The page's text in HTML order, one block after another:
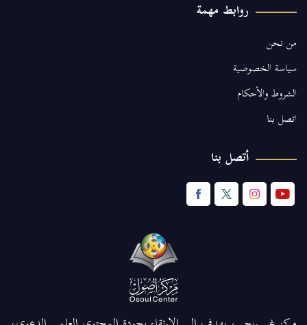
روابط مهمة
من نحن
سياسة الخصوصية
الشروط والأحكام
اتصل بنا
أتصل بنا